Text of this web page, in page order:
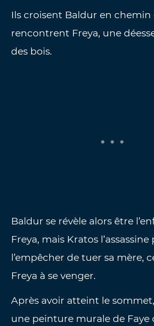
Ils croisent Baldur en chemin
rencontrent Freya, une
des bois.
Baldur se révèle alors être
Freya, mais Kratos l’assassine
l’empêcher de tuer sa mère,
Freya à se venger.
Après avoir atteint le
une peinture murale de Faye